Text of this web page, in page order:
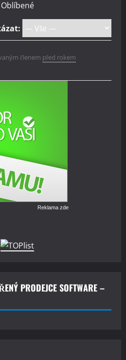
Oblíbené
členem před rokem
Reklama zde
PRODEJCE SOFTWARE –